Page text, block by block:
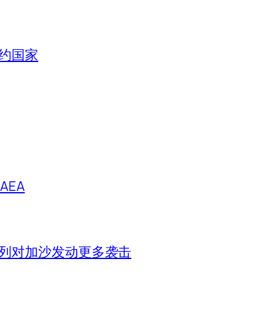
国家
对加沙发动更多袭击